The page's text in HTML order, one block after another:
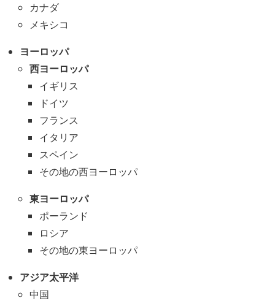
カナダ
メキシコ
ヨーロッパ
西ヨーロッパ
イギリス
ドイツ
フランス
イタリア
スペイン
その地の西ヨーロッパ
東ヨーロッパ
ポーランド
ロシア
その地の東ヨーロッパ
アジア太平洋
中国